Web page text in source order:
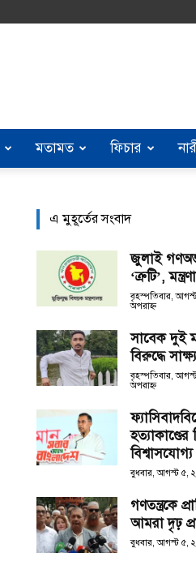
মতামত ফিচার
এ মুহূর্তের সংবাদ
জুলাই
‘ত্রুটি’,
বৃহস্পতিবার,
অপরাহ্ণ
সাবেক দুই
বিরুদ্ধে
বৃহস্পতিবার,
অপরাহ্ণ
হত্যাকাণ্ডের
বিশ্বাসযোগ্য
বুধবার, আগস্ট ৫,
গণতন্ত্রকে
আমরা দৃঢ়
বুধবার, আগস্ট ৫,